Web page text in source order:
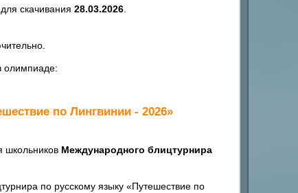
скачивания 28.03.2026
олимпиаде:
по Лингвинии - 2026»
школьников Международного блицтурнира
по русскому языку «Путешествие по